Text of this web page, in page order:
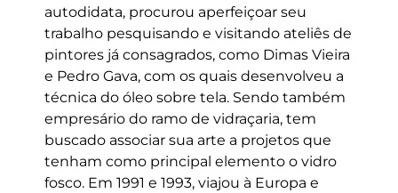
autodidata, procurou aperfeiçoar seu
trabalho pesquisando e visitando ateliês de
pintores já consagrados, como Dimas Vieira
e Pedro Gava, com os quais desenvolveu a
técnica do óleo sobre tela. Sendo também
empresário do ramo de vidraçaria, tem
buscado associar sua arte a projetos que
tenham como principal elemento o vidro
fosco. Em 1991 e 1993, viajou à Europa e